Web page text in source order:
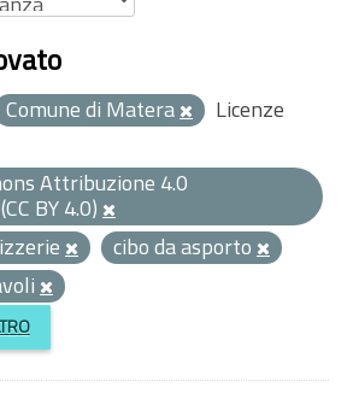
Comune di Matera
Licenze
Attribuzione 4.0
BY 4.0)
cibo da asporto